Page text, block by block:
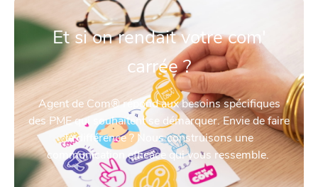
Et si on rendait votre com'
carrée ?
Agent de Com® répond aux besoins spécifiques
des PME qui souhaitent se démarquer. Envie de faire
la différence ? Nous construisons une
communication efficace qui vous ressemble.